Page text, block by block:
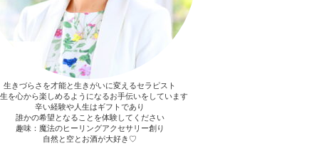
生きづらさを才能と生きがいに変えるセラピスト
を心から楽しめるようになるお手伝いをしています
辛い経験や人生はギフトであり
誰かの希望となることを体験してください
趣味：魔法のヒーリングアクセサリー創り
自然と空とお酒が大好き♡